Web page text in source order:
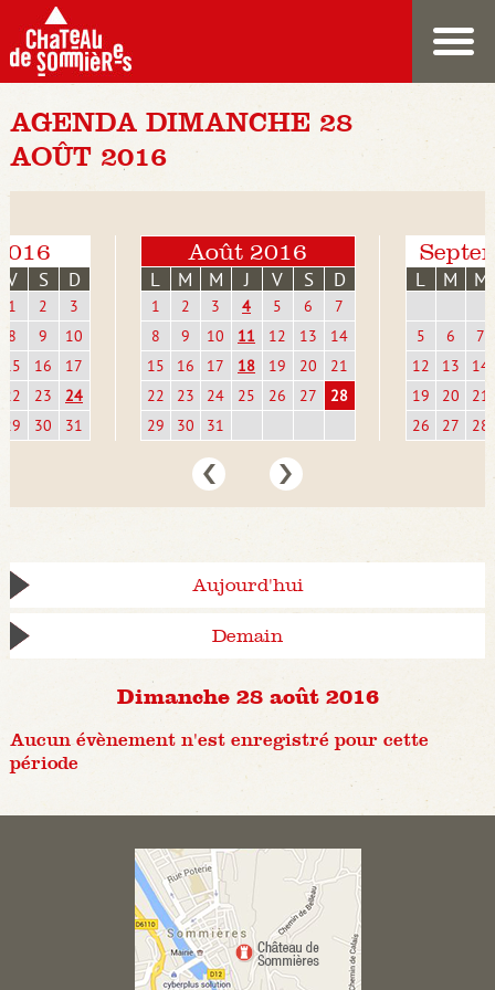
AGENDA DIMANCHE 28
AOÛT 2016
V S D
1 2
3
8
9
10
15
16
17
22
23
24
29
30 31
Août 2016
L M M J V S D
1 2 3 4 5 6
7
8
9 10 11 12 13
14
15
16 17 18 19 20
21
22
23 24 25 26 27
28
29
30 31
L M M
5 6
7
12
13
14
19
20
21
26
27 28
Aujourd'hui
Demain
Dimanche 28 août 2016
Aucun évènement n'est enregistré pour cette
période